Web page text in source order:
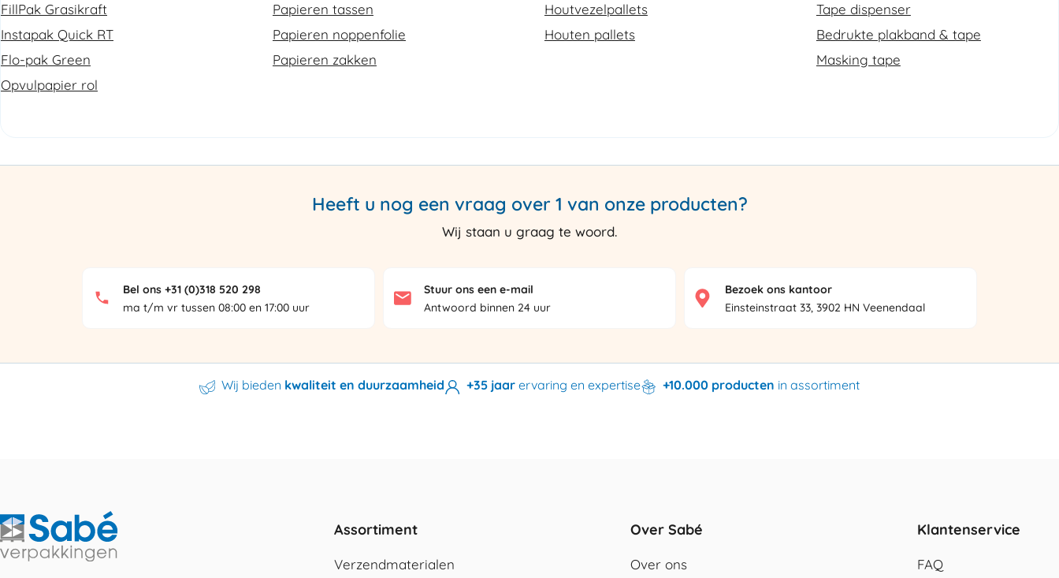
FillPak Grasikraft
Instapak Quick RT
Flo-pak Green
Opvulpapier rol
Papieren tassen
Papieren noppenfolie
Papieren zakken
Houtvezelpallets
Houten pallets
Tape dispenser
Bedrukte plakband & tape
Masking tape
Heeft u nog een vraag over 1 van onze producten?
Wij staan u graag te woord.
Bel ons +31 (0)318 520 298
ma t/m vr tussen 08:00 en 17:00 uur
Stuur ons een e-mail
Antwoord binnen 24 uur
Bezoek ons kantoor
Einsteinstraat 33, 3902 HN Veenendaal
Wij bieden kwaliteit en duurzaamheid +35 jaar ervaring en expertise +10.000 producten in assortiment
Assortiment
Verzendmaterialen
Over Sabé
Over ons
Klantenservice
FAQ